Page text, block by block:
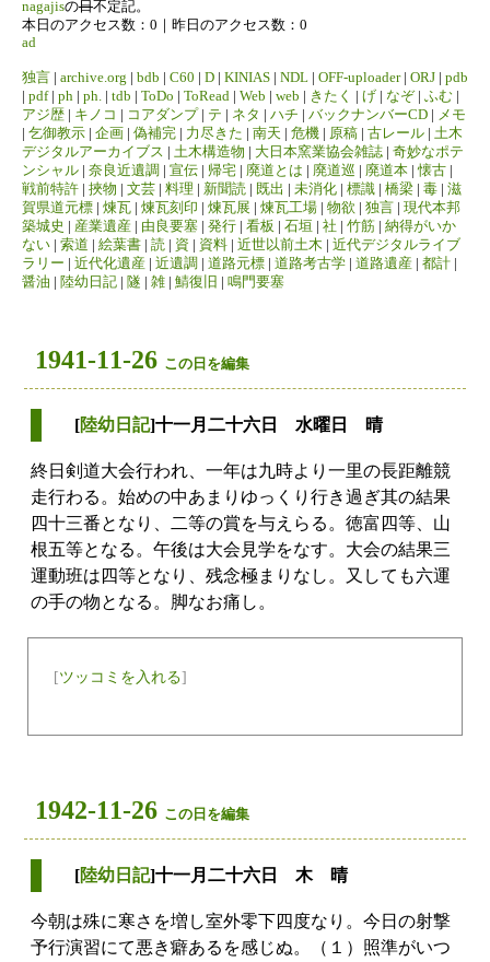
nagajisの日不定記。
本日のアクセス数：0｜昨日のアクセス数：0
ad
独言 | archive.org | bdb | C60 | D | KINIAS | NDL | OFF-uploader| ORJ | pdb
| pdf| ph | ph. | tdb | ToDo | ToRead | Web | web | きたく | げ | なぞ| ふむ |
アジ歴 | キノコ | コアダンプ| テ | ネタ | ハチ | バックナンバーCD | メモ
| 乞御教示 | 企画 | 偽補完 | 力尽きた | 南天 | 危機 | 原稿 | 古レール | 土木
デジタルアーカイブス | 土木構造物 | 大日本窯業協会雑誌 | 奇妙なポテ
ンシャル | 奈良近遺調 | 宣伝 | 帰宅 | 廃道とは | 廃道巡 | 廃道本 |懐古 |
戦前特許 | 挾物 | 文芸 | 料理 | 新聞読 | 既出 | 未消化 | 標識 | 橋梁 | 毒 | 滋
賀県道元標 | 煉瓦 | 煉瓦刻印 | 煉瓦展 | 煉瓦工場 | 物欲 | 独言 | 現代本邦
築城史 | 産業遺産 | 由良要塞 | 発行 | 看板 | 石垣 | 社 | 竹筋 | 納得がいか
ない | 索道 | 絵葉書 | 読 | 資 | 資料 | 近世以前土木 | 近代デジタルライブ
ラリー | 近代化遺産 | 近遺調 | 道路元標 | 道路考古学 | 道路遺産 | 都計 |
醤油 | 陸幼日記 | 隧 | 雑 | 鯖復旧 | 鳴門要塞
1941-11-26 この日を編集
[陸幼日記]十一月二十六日 水曜日 晴
終日剣道大会行われ、一年は九時より一里の長距離競
走行わる。始めの中あまりゆっくり行き過ぎ其の結果
四十三番となり、二等の賞を与えらる。徳富四等、山
根五等となる。午後は大会見学をなす。大会の結果三
運動班は四等となり、残念極まりなし。又しても六運
の手の物となる。脚なお痛し。
[ツッコミを入れる]
1942-11-26 この日を編集
[陸幼日記]十一月二十六日 木 晴
今朝は殊に寒さを増し室外零下四度なり。今日の射撃
予行演習にて悪き癖あるを感じぬ。（１）照準がいつ